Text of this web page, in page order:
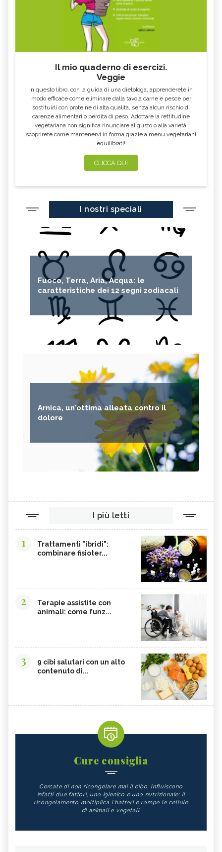
Il mio quaderno di esercizi.
Veggie
In questo libro, con la guida di una dietologa, apprenderete in
modo efficace come eliminare dalla tavola carne e pesce per
sostituirli con proteine di alta qualità, senza alcun rischio di
carenze alimentari o perdita di peso. Adottare la rettitudine
vegetariana non significa rinunciare al gusto o alla varietà:
scoprirete come mantenervi in forma grazie a menu vegetariani
equilibrati!
CLICCA QUI
I nostri speciali
Fuoco, Terra, Aria, Acqua: le
caratteristiche dei 12 segni zodiacali
Arnica, un'ottima alleata contro il
dolore
I più letti
1
Trattamenti "ibridi":
combinare fisioter...
2
Terapie assistite con
animali: come funz...
3
9 cibi salutari con un alto
contenuto di...
Cure consiglia
Cercate di non ricongelare mai il cibo. Influiscono
infatti due fattori, uno igienico e uno nutrizionale: il
ricongelamento moltiplica i batteri e rompe le cellule
di animali e vegetali.